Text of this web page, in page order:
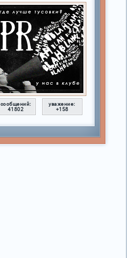
сообщений:
41802
уважение:
+158